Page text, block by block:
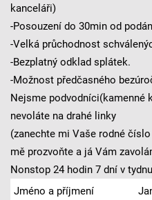
kanceláři)
-Posouzení do 30min od
-Velká průchodnost
-Bezplatný odklad splátek.
-Možnost předčasného
Nejsme podvodníci(kamenné
nevoláte na drahé linky
(zanechte mi Vaše rodné
mě prozvoňte a já Vám
Nonstop 24 hodin 7 dní v
Jméno a příjmení